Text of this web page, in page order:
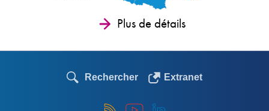
Plus de détails
Rechercher Extranet